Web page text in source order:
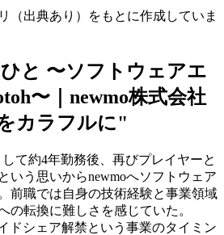
（出典あり）をもとに作成していま
と 〜ソフトウェアエ
〜｜newmo株式会社
カラフルに"
て約4年勤務後、再びプレイヤーと
いう思いからnewmoへソフトウェア
前職では自身の技術経験と事業領域
の転換に難しさを感じていた。
ドシェア解禁という事業のタイミン